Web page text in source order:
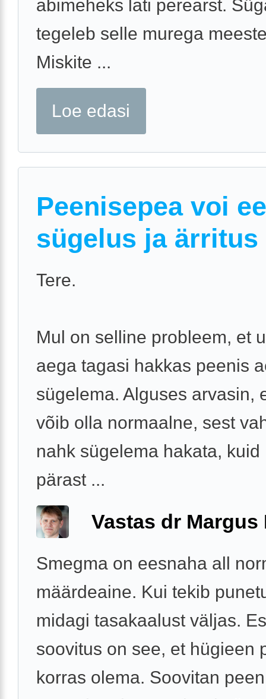
abimeheks lati perearst.
tegeleb selle murega
Miskite ...
Loe edasi
Peenisepea voi
sügelus ja ärritus
Tere.
Mul on selline probleem, et
aega tagasi hakkas peenis
sügelema. Alguses arvasin,
võib olla normaalne, sest
nahk sügelema hakata, kuid
pärast ...
Vastas dr Margus
Smegma on eesnaha all
määrdeaine. Kui tekib
midagi tasakaalust väljas.
soovitus on see, et hügieen
korras olema. Soovitan